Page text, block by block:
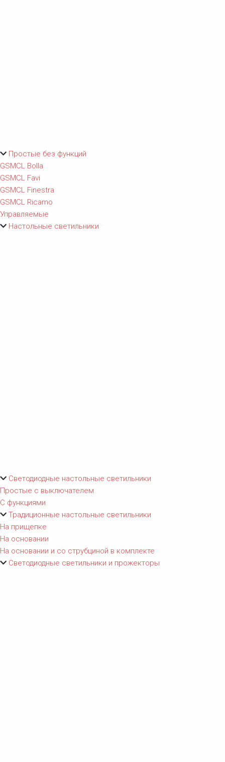
Простые без функций
GSMCL Bolla
GSMCL Favi
GSMCL Finestra
GSMCL Ricamo
Управляемые
Настольные светильники
Светодиодные настольные светильники
Простые с выключателем
С функциями
Традиционные настольные светильники
На прищепке
На основании
На основании и со струбциной в комплекте
Светодиодные светильники и прожекторы